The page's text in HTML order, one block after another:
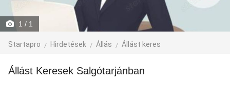
1 / 1
Startapro Hirdetések Állás Állást keres
Állást Keresek Salgótarjánban